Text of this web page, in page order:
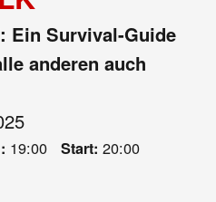
Survival-Guide
anderen auch
19:00 Start: 20:00